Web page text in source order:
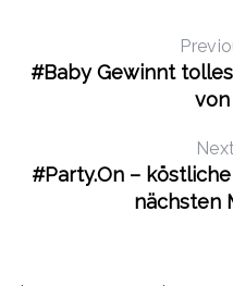
#Baby Gewinnt
von
#Party.On –
nächsten